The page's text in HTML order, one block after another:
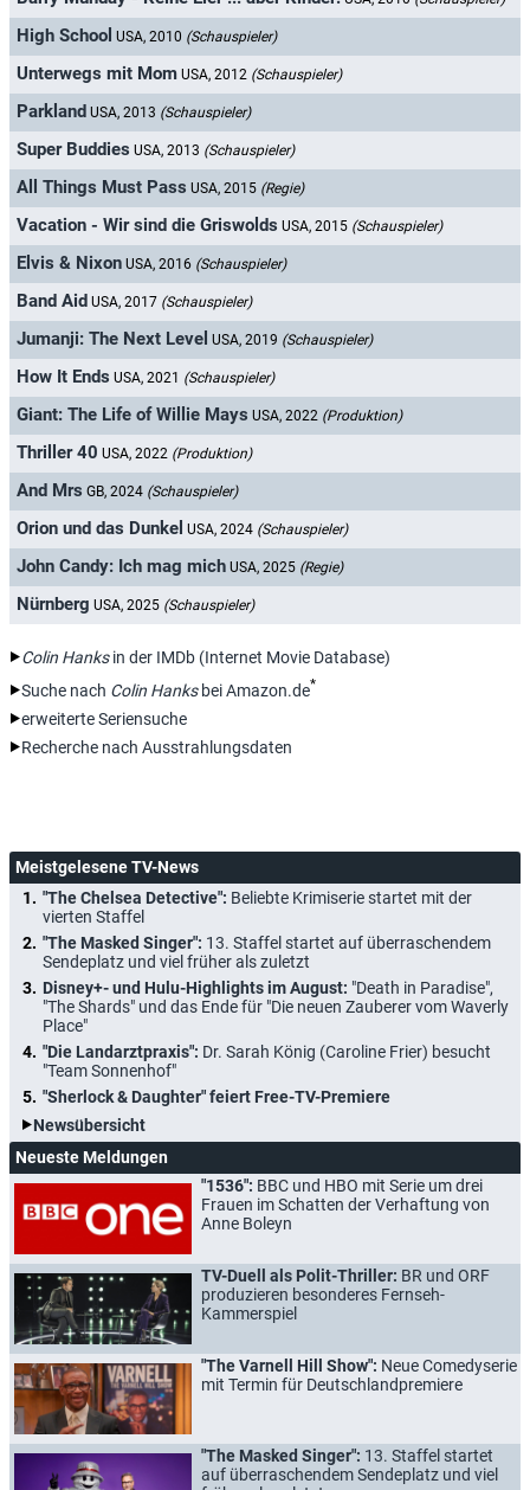
High School USA, 2010 (Schauspieler)
Unterwegs mit Mom USA, 2012 (Schauspieler)
Parkland USA, 2013 (Schauspieler)
Super Buddies USA, 2013 (Schauspieler)
All Things Must Pass USA, 2015 (Regie)
Vacation - Wir sind die Griswolds USA, 2015 (Schauspieler)
Elvis & Nixon USA, 2016 (Schauspieler)
Band Aid USA, 2017 (Schauspieler)
Jumanji: The Next Level USA, 2019 (Schauspieler)
How It Ends USA, 2021 (Schauspieler)
Giant: The Life of Willie Mays USA, 2022 (Produktion)
Thriller 40 USA, 2022 (Produktion)
And Mrs GB, 2024 (Schauspieler)
Orion und das Dunkel USA, 2024 (Schauspieler)
John Candy: Ich mag mich USA, 2025 (Regie)
Nürnberg USA, 2025 (Schauspieler)
Colin Hanksin der IMDb (Internet Movie Database)
Suche nach Colin Hanksbei Amazon.de*
erweiterte Seriensuche
Recherche nach Ausstrahlungsdaten
Meistgelesene TV-News
"The Chelsea Detective": Beliebte Krimiserie startet mit der
vierten Staffel
"The Masked Singer": 13. Staffel startet auf überraschendem
Sendeplatz und viel früher als zuletzt
Disney+- und Hulu-Highlights im August: "Death in Paradise",
"The Shards" und das Ende für "Die neuen Zauberer vom Waverly
Place"
"Die Landarztpraxis": Dr. Sarah König (Caroline Frier) besucht
"Team Sonnenhof"
"Sherlock & Daughter" feiert Free-TV-Premiere
Newsübersicht
Neueste Meldungen
"1536": BBC und HBO mit Serie um drei
Frauen im Schatten der Verhaftung von
Anne Boleyn
TV-Duell als Polit-Thriller: BR und ORF
produzieren besonderes Fernseh-
Kammerspiel
"The Varnell Hill Show": Neue Comedyserie
mit Termin für Deutschlandpremiere
"The Masked Singer": 13. Staffel startet
auf überraschendem Sendeplatz und viel